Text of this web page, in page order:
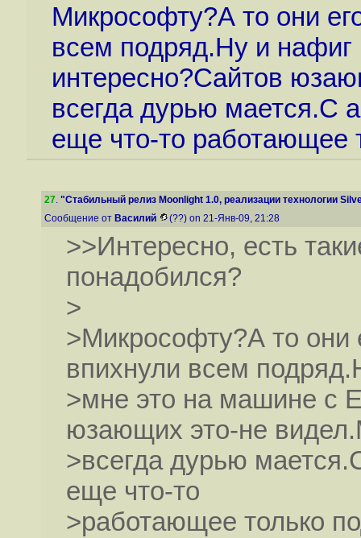
Микрософту?А то они
всем подряд.Ну и
интересно?Сайтов
всегда дурью мается.С
еще что-то работающее
27. "Стабильный релиз Moonlight 1.0, реализации технологии
Сообщение от Василий (??) on 21-Янв-09, 21:28
>>Интересно, есть
понадобился?
>
>Микрософту?А то они
впихнули всем
>мне это на машине с
юзающих это-не
>всегда дурью
еще что-то
>работающее только